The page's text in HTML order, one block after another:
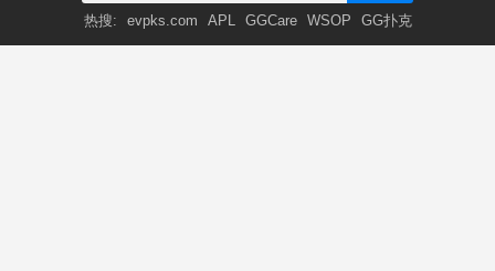
热搜: evpks.com APL GGCare WSOP GG扑克